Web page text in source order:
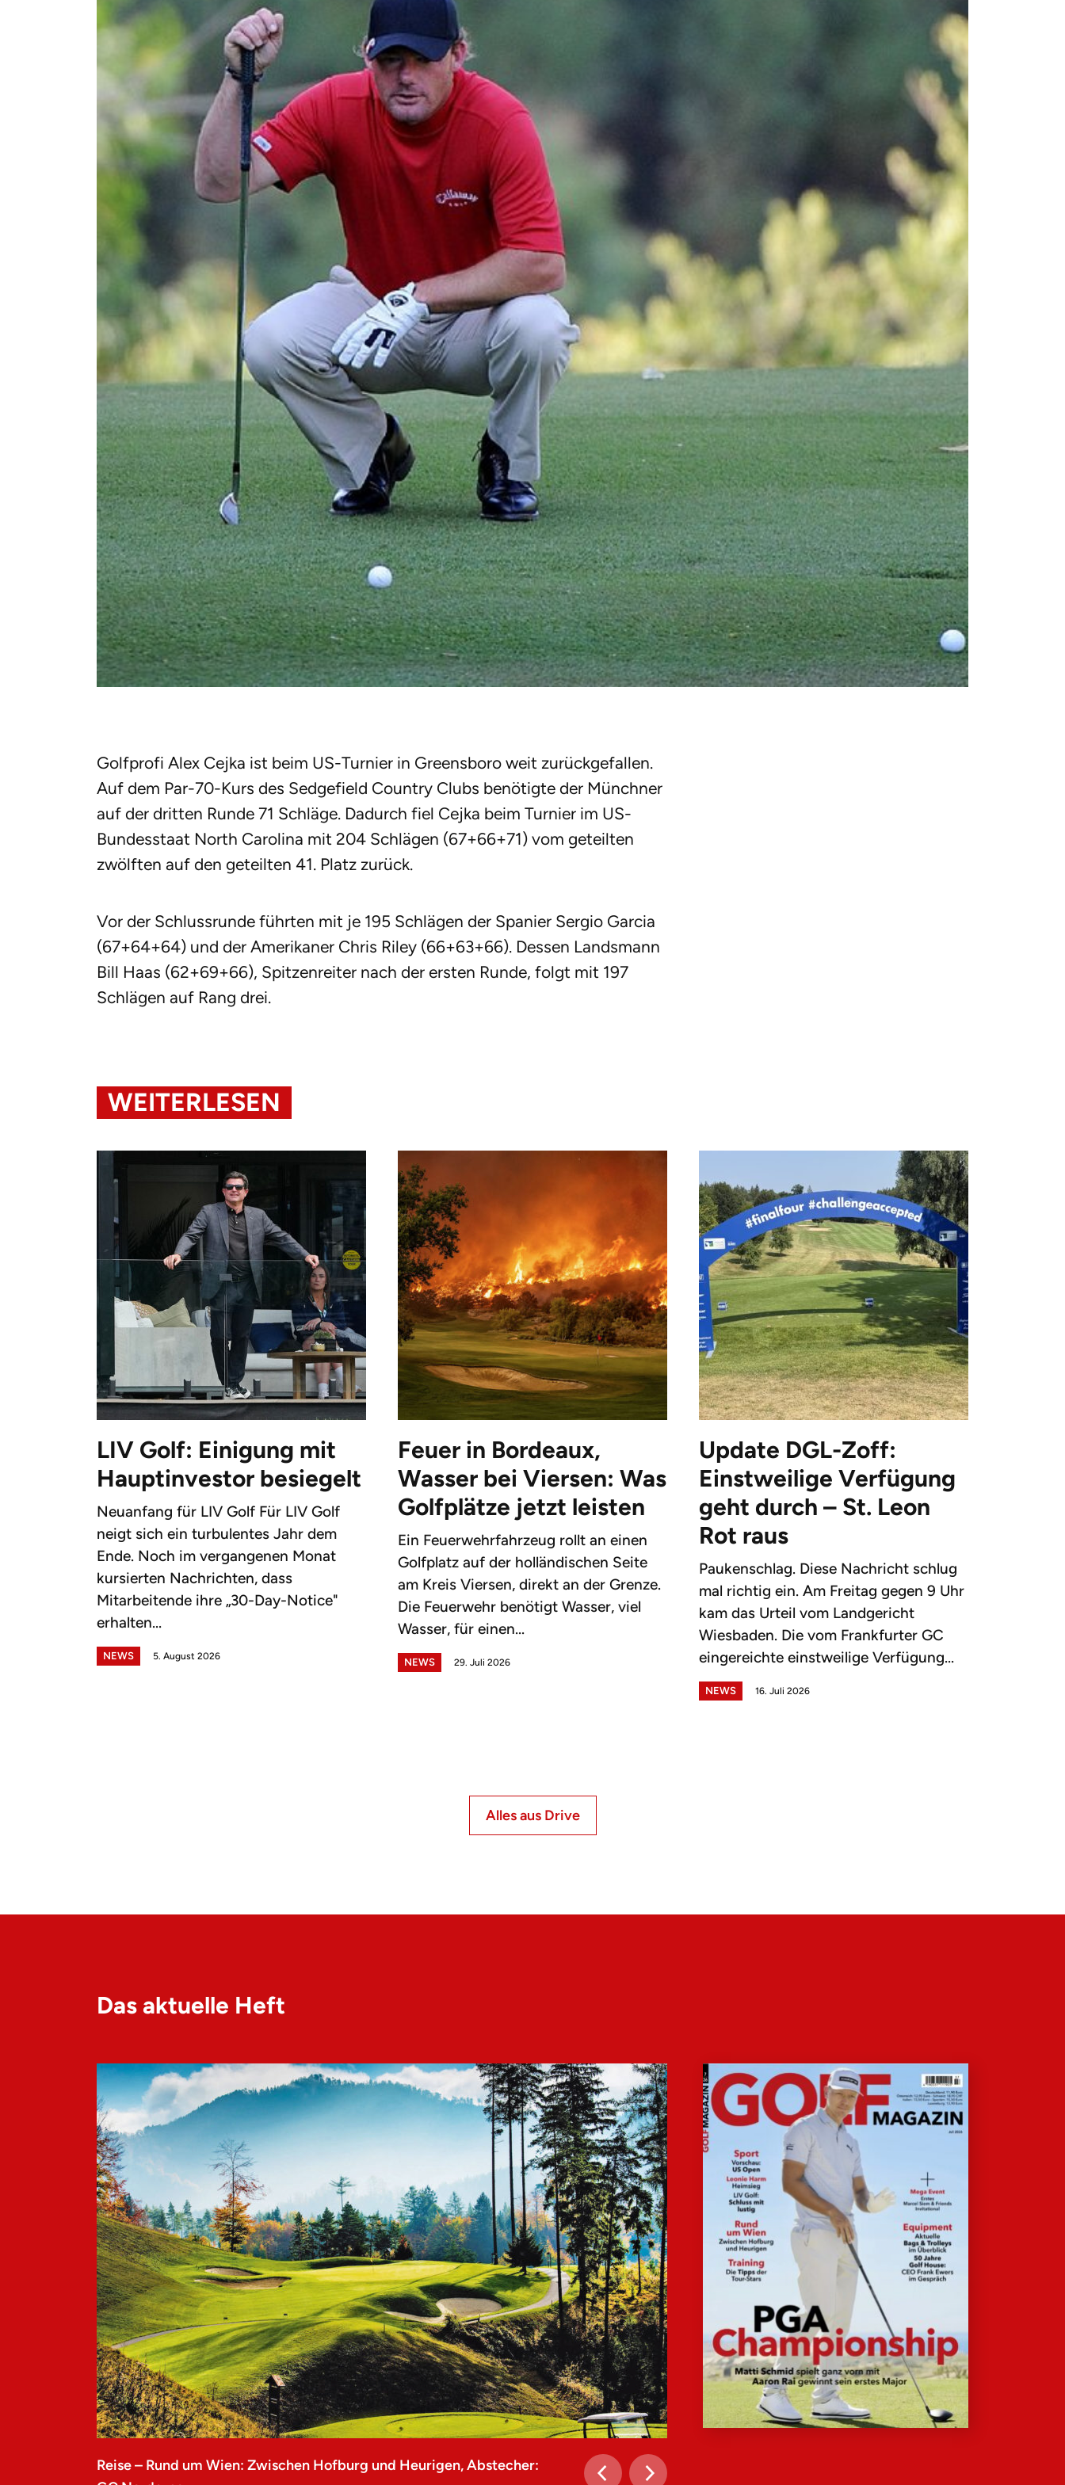
Golfprofi Alex Cejka ist beim US-Turnier in Greensboro weit zurückgefallen.
Auf dem Par-70-Kurs des Sedgefield Country Clubs benötigte der Münchner
auf der dritten Runde 71 Schläge. Dadurch fiel Cejka beim Turnier im US-
Bundesstaat North Carolina mit 204 Schlägen (67+66+71) vom geteilten
zwölften auf den geteilten 41. Platz zurück.
Vor der Schlussrunde führten mit je 195 Schlägen der Spanier Sergio Garcia
(67+64+64) und der Amerikaner Chris Riley (66+63+66). Dessen Landsmann
Bill Haas (62+69+66), Spitzenreiter nach der ersten Runde, folgt mit 197
Schlägen auf Rang drei.
WEITERLESEN
LIV Golf: Einigung mit
Hauptinvestor besiegelt
Neuanfang für LIV Golf Für LIV Golf
neigt sich ein turbulentes Jahr dem
Ende. Noch im vergangenen Monat
kursierten Nachrichten, dass
Mitarbeitende ihre „30-Day-Notice"
erhalten...
NEWS 5. August 2026
Feuer in Bordeaux,
Wasser bei Viersen: Was
Golfplätze jetzt leisten
Ein Feuerwehrfahrzeug rollt an einen
Golfplatz auf der holländischen Seite
am Kreis Viersen, direkt an der Grenze.
Die Feuerwehr benötigt Wasser, viel
Wasser, für einen...
NEWS 29. Juli 2026
Update DGL-Zoff:
Einstweilige Verfügung
geht durch – St. Leon
Rot raus
Paukenschlag. Diese Nachricht schlug
mal richtig ein. Am Freitag gegen 9 Uhr
kam das Urteil vom Landgericht
Wiesbaden. Die vom Frankfurter GC
eingereichte einstweilige Verfügung...
NEWS 16. Juli 2026
Alles aus Drive
Das aktuelle Heft
Reise – Rund um Wien: Zwischen Hofburg und Heurigen, Abstecher: